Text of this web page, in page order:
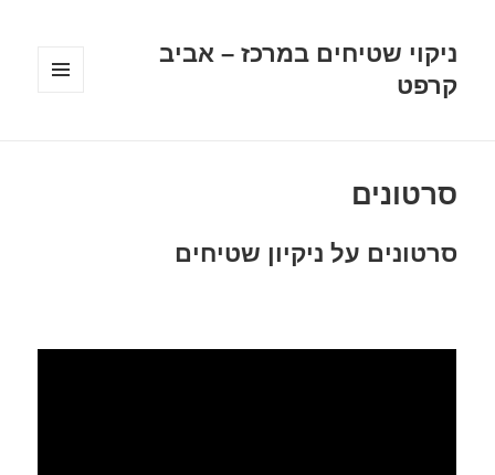
ניקוי שטיחים במרכז – אביב
קרפט
סרטונים
סרטונים על ניקיון שטיחים